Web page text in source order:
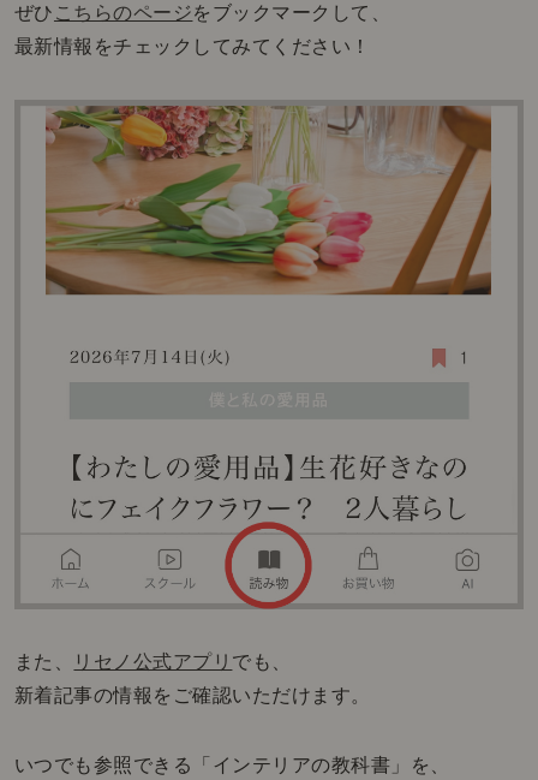
ぜひ こちらのページをブックマークして、
最新情報をチェックしてみてください！
また、 リセノ公式アプリ でも、
新着記事の情報をご確認いただけます。
いつでも参照できる「インテリアの教科書」を、